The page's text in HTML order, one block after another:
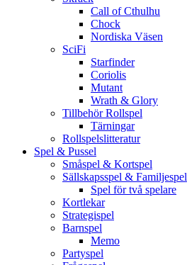
Call of Cthulhu
Chock
Nordiska Väsen
SciFi
Starfinder
Coriolis
Mutant
Wrath & Glory
Tillbehör Rollspel
Tärningar
Rollspelslitteratur
Spel & Pussel
Småspel & Kortspel
Sällskapsspel & Familjespel
Spel för två spelare
Kortlekar
Strategispel
Barnspel
Memo
Partyspel